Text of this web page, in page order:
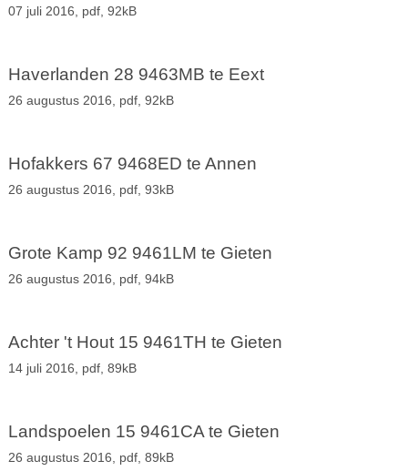
07 juli 2016, pdf, 92kB
Haverlanden 28 9463MB te Eext
26 augustus 2016, pdf, 92kB
Hofakkers 67 9468ED te Annen
26 augustus 2016, pdf, 93kB
Grote Kamp 92 9461LM te Gieten
26 augustus 2016, pdf, 94kB
Achter 't Hout 15 9461TH te Gieten
14 juli 2016, pdf, 89kB
Landspoelen 15 9461CA te Gieten
26 augustus 2016, pdf, 89kB